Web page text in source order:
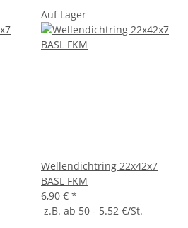
Auf Lager
Wellendichtring 22x42x7
BASL FKM
6,90 € *
z.B. ab 50 - 5.52 €/St.